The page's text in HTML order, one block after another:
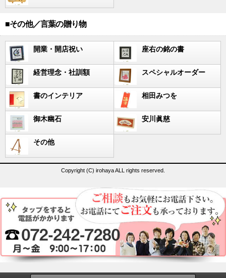
■その他／言葉の贈り物
開業・開店祝い 座右の銘の書
経営理念・社訓額 スペシャルオーダー
書のインテリア 相田みつを
御木幽石 安川眞慈
その他
Copyright (C) irohaya ALL rights reserved.